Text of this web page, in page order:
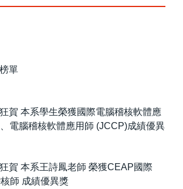
單
狂賀 本系學生榮獲國際電腦稽核軟體應
電腦稽核軟體應用師 (JCCP)成績優異
狂賀 本系王詩鳳老師 榮獲CEAP國際
師 成績優異獎